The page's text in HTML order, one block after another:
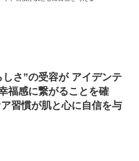
さ”の受容が アイデンテ
福感に繋がることを確
習慣が肌と心に自信を与